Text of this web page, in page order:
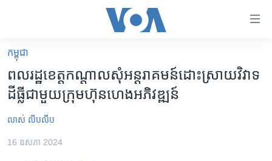
គេហទំព័រ​
ទាក់ទង
រំលង​
និង​
ទំព័រ​
កម្ពុជា
អន្តរជាតិ
កម្ពុជា
ពលរដ្ឋ​ខេត្ត​កណ្តាល​សុំ​អន្តរាគមន៍​ដោះស្រាយ​វិវាទ​
ដីធ្លី​ជាមួយ​ក្រុមហ៊ុន​ហេង​អភិវឌ្ឍន៍
លាស់ លីបលីប
16 ឧសភា 2024